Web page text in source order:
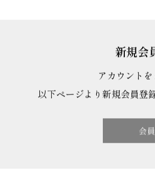
新規会
アカウント
以下ページより新規会員登
会